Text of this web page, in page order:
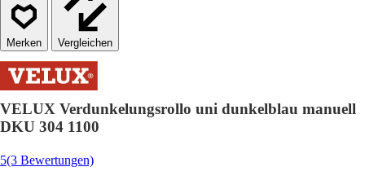
Vergleichen
VELUX Verdunkelungsrollo uni dunkelblau manuell
DKU 304 1100
5(3 Bewertungen)